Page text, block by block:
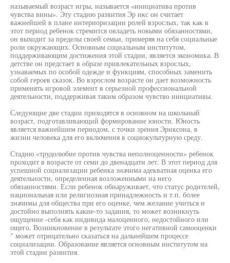
называемый возраст игры, называется «инициатива против
чувства вины». Эту стадию развития Эр икс он считает
важнейшей в плане интериоризации ролей взрослых, так как в
этот период ребенок стремится овладеть новыми обязанностями,
он выходит за пределы своей семьи, примеряя на себя социальные
роли окружающих. Основным социальным институтом,
поддерживающим достижения этой стадии, является экономика. В
детстве он предстает в образе привлекательных взрослых,
узнаваемых по особой одежде и функциям, способных заменить
собой героев сказок. Во взрослом возрасте он дает возможность
применять игровой элемент в серьезной профессиональной
деятельности, поддерживая таким образом чувство инициативы.
Следующие две стадии приходятся в основном на школьный
возраст, подготавливающий формирование юности. Юность
является важнейшим периодом, с точки зрения Эриксона, в
жизни человека для его включения в социокультурную среду.
Стадию «трудолюбие против чувства неполноценности» ребенок
проходит в возрасте от семи до двенадцати лет. В этот период для
успешной социализации ребенка значима адекватная оценка его
деятельности, определенная возложенными на него
обязанностями. Если ребенок обнаруживает, что статус родителей,
национальная или религиозная принадлежность и т.п. более
значимы для общества при его оценке, чем желание учиться и
достойно выполнять какие-то задания, то может возникнуть
ощущение -себя как индивида малоценного, недостойного или
ощего. Возникновение в результате этого негативной самооценки
" может отрицательно сказаться на дальнейшем процессе
социализации. Образование является основным институтом на
этой стадии развития.